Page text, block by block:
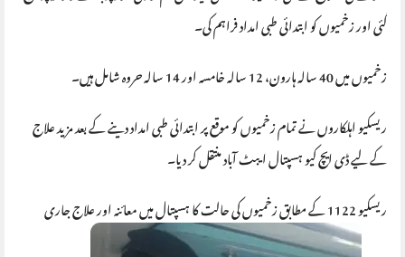
گئی اور زخمیوں کو ابتدائی طبی امداد فراہم کی۔
زخمیوں میں 40 سالہ ہارون، 12 سالہ خامسہ اور 14 سالہ حروہ شامل ہیں۔
ریسکیو اہلکاروں نے تمام زخمیوں کو موقع پر ابتدائی طبی امداد دینے کے بعد مزید علاج
کے لیے ڈی ایچ کیو ہسپتال ایبٹ آباد منتقل کر دیا۔
ریسکیو 1122 کے مطابق زخمیوں کی حالت کا ہسپتال میں معائنہ اور علاج جاری